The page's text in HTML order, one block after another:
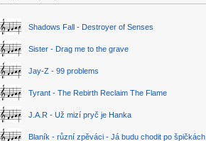
Shadows Fall - Destroyer of Senses
Sister - Drag me to the grave
Jay-Z - 99 problems
Tyrant - The Rebirth Reclaim The Flame
J.A.R - Už mizí pryč je Hanka
Blaník - různí zpěváci - Já budu chodit po špičkách